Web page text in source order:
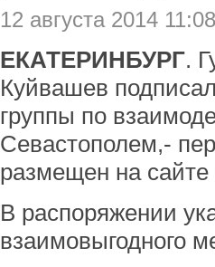
12 августа 2014 11:08
ЕКАТЕРИНБУРГ.
Куйвашев
группы по
Севастополем,-
размещен на
В распоряжении
взаимовыгодного